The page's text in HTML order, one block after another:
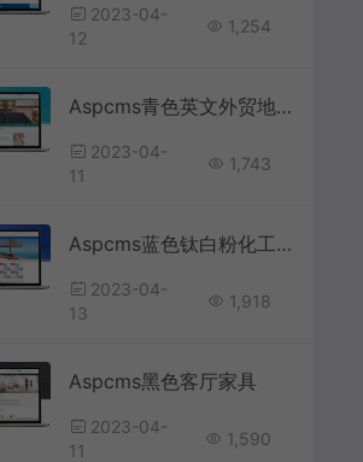
2023-04-
12
1,254
Aspcms青色英文外贸地毯家居
2023-04-
11
1,743
Aspcms蓝色钛白粉化工颜料
2023-04-
13
1,918
Aspcms黑色客厅家具
2023-04-
11
1,590